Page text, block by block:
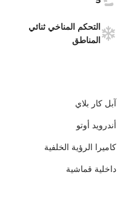
التحكم المناخي ثنائي
المناطق
آبل كار بلاي
أندرويد أوتو
كاميرا الرؤية الخلفية
داخلية قماشية